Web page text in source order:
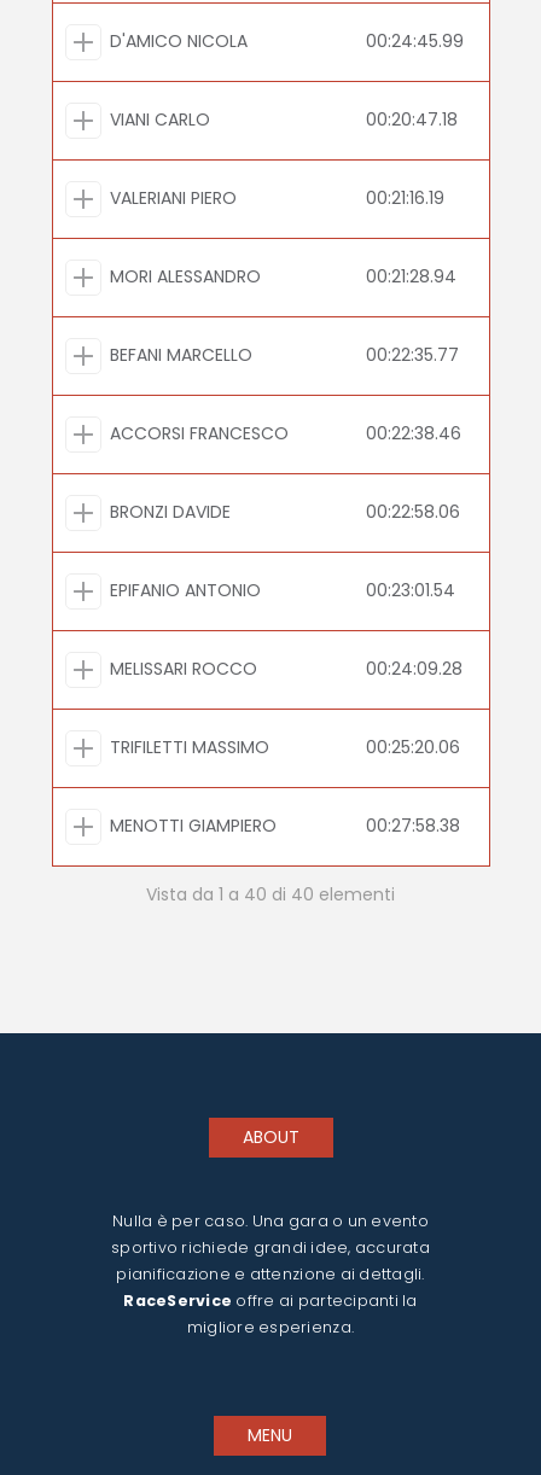
D'AMICO NICOLA 00:24:45.99
VIANI CARLO 00:20:47.18
VALERIANI PIERO 00:21:16.19
MORI ALESSANDRO 00:21:28.94
BEFANI MARCELLO 00:22:35.77
ACCORSI FRANCESCO 00:22:38.46
BRONZI DAVIDE 00:22:58.06
EPIFANIO ANTONIO 00:23:01.54
MELISSARI ROCCO 00:24:09.28
TRIFILETTI MASSIMO 00:25:20.06
MENOTTI GIAMPIERO 00:27:58.38
Vista da 1 a 40 di 40 elementi
ABOUT
Nulla è per caso. Una gara o un evento
sportivo richiede grandi idee, accurata
pianificazione e attenzione ai dettagli.
RaceService offre ai partecipanti la
migliore esperienza.
MENU